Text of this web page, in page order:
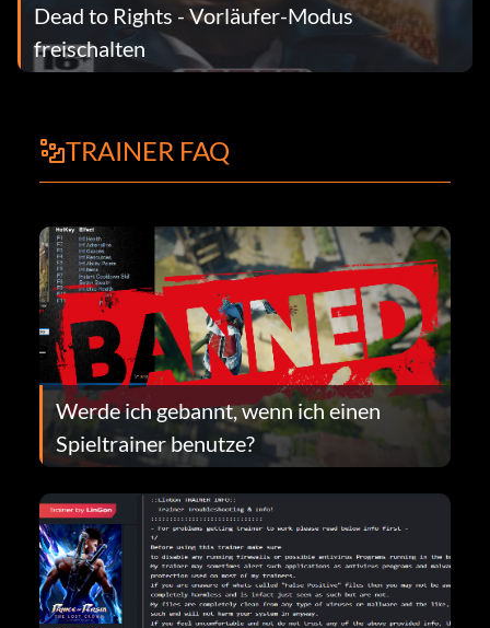
Dead to Rights - Vorläufer-Modus
freischalten
TRAINER FAQ
Werde ich gebannt, wenn ich einen
Spieltrainer benutze?